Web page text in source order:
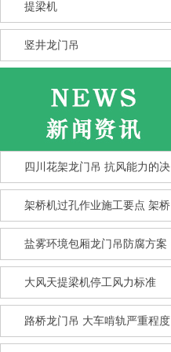
提梁机
竖井龙门吊
四川花架龙门吊 抗风能力的决
架桥机过孔作业施工要点 架桥
盐雾环境包厢龙门吊防腐方案
大风天提梁机停工风力标准
路桥龙门吊 大车啃轨严重程度
竖井龙门吊选型核心要点 竖井
龙